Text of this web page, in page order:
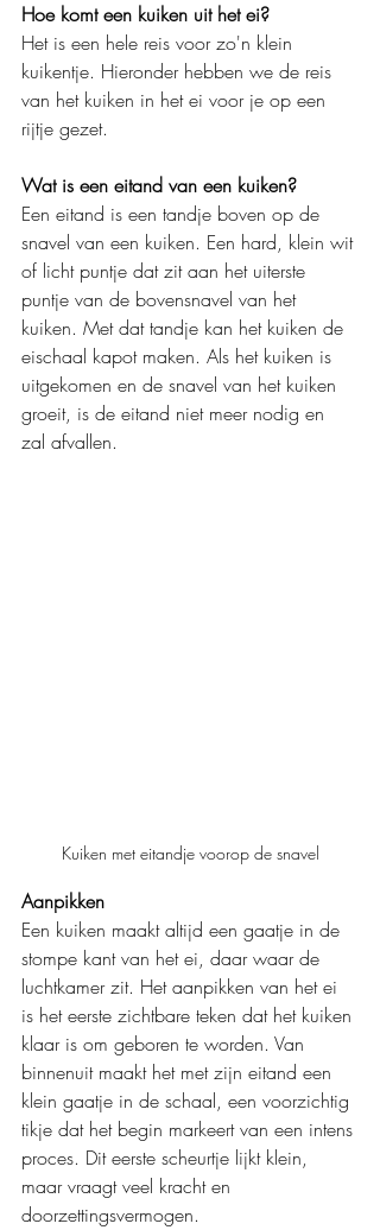
Hoe komt een kuiken uit het ei?
Het is een hele reis voor zo'n klein
kuikentje. Hieronder hebben we de reis
van het kuiken in het ei voor je op een
rijtje gezet.
Wat is een eitand van een kuiken?
Een eitand is een tandje boven op de
snavel van een kuiken. Een hard, klein wit
of licht puntje dat zit aan het uiterste
puntje van de bovensnavel van het
kuiken. Met dat tandje kan het kuiken de
eischaal kapot maken. Als het kuiken is
uitgekomen en de snavel van het kuiken
groeit, is de eitand niet meer nodig en
zal afvallen.
Kuiken met eitandje voorop de snavel
Aanpikken
Een kuiken maakt altijd een gaatje in de
stompe kant van het ei, daar waar de
luchtkamer zit. Het aanpikken van het ei
is het eerste zichtbare teken dat het kuiken
klaar is om geboren te worden. Van
binnenuit maakt het met zijn eitand een
klein gaatje in de schaal, een voorzichtig
tikje dat het begin markeert van een intens
proces. Dit eerste scheurtje lijkt klein,
maar vraagt veel kracht en
doorzettingsvermogen.